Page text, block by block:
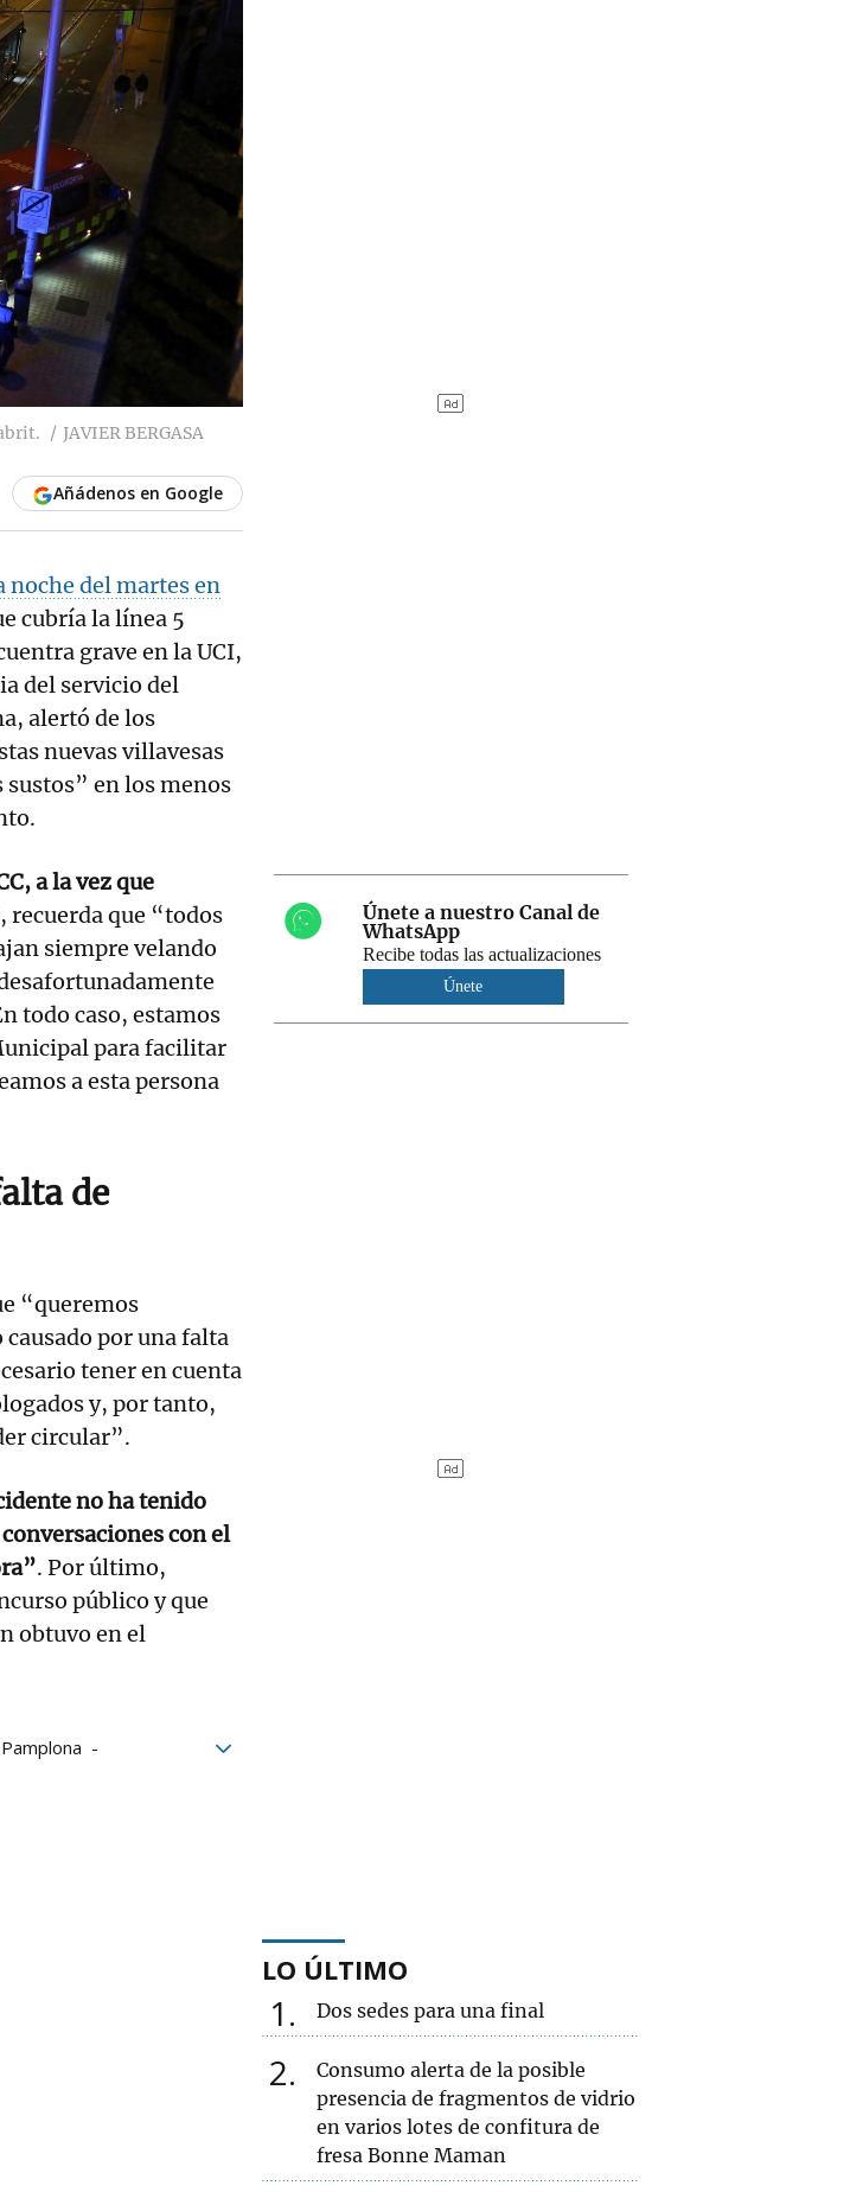
JAVIER BERGASA
Añádenos en Google
noche del martes en
cubría la línea 5
grave en la UCI,
del servicio del
alertó de los
nuevas villavesas
en los menos
a la vez que
, recuerda que “todos
siempre velando
todo caso, estamos
para facilitar
a esta persona
de
“queremos
por una falta
tener en cuenta
y, por tanto,
circular”.
no ha tenido
con el
. Por último,
público y que
obtuvo en el
Pamplona
Únete a nuestro Canal de
WhatsApp
Recibe todas las actualizaciones
Únete
LO ÚLTIMO
1 Dos sedes para una final
2
Consumo alerta de la posible
presencia de fragmentos de vidrio
en varios lotes de confitura de
fresa Bonne Maman